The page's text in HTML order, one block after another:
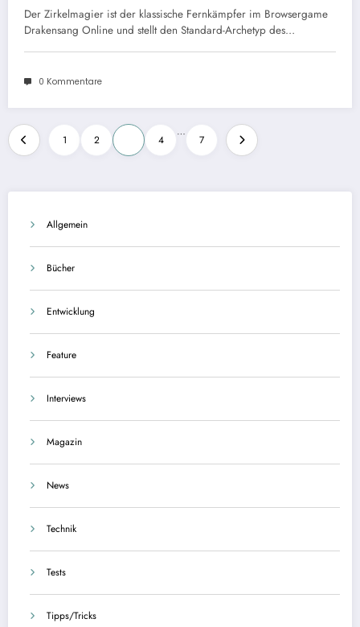
Der Zirkelmagier ist der klassische Fernkämpfer im Browsergame
Drakensang Online und stellt den Standard-Archetyp des…
0 Kommentare
Seitennummerierung
der
Beiträge
1 2 4
…
7
Allgemein
Bücher
Entwicklung
Feature
Interviews
Magazin
News
Technik
Tests
Tipps/Tricks